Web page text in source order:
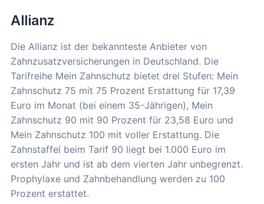
Allianz
Die Allianz ist der bekannteste Anbieter von
Zahnzusatzversicherungen in Deutschland. Die
Tarifreihe Mein Zahnschutz bietet drei Stufen: Mein
Zahnschutz 75 mit 75 Prozent Erstattung für 17,39
Euro im Monat (bei einem 35-Jährigen), Mein
Zahnschutz 90 mit 90 Prozent für 23,58 Euro und
Mein Zahnschutz 100 mit voller Erstattung. Die
Zahnstaffel beim Tarif 90 liegt bei 1.000 Euro im
ersten Jahr und ist ab dem vierten Jahr unbegrenzt.
Prophylaxe und Zahnbehandlung werden zu 100
Prozent erstattet.